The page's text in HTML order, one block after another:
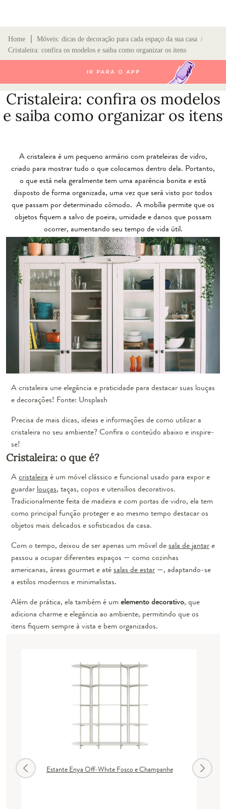
Home Móveis: dicas de decoração para cada espaço da sua casa /
Cristaleira: confira os modelos e saiba como organizar os itens
Cristaleira: confira os modelos
e saiba como organizar os itens
Acristaleira é um pequeno armário com prateleiras de vidro,
criado para mostrar tudo o que colocamos dentro dela. Portanto,
o que está nela geralmente tem uma aparência bonita e está
disposto de forma organizada, uma vez que será visto por todos
que passam por determinado cômodo. A mobília permite que os
objetos fiquem a salvo de poeira, umidade e danos que possam
ocorrer, aumentando seu tempo de vida útil.
A cristaleira une elegância e praticidade para destacar suas louças
e decorações! Fonte: Unsplash
Precisa de mais dicas, ideias e informações de como utilizar a
cristaleira no seu ambiente? Confira o conteúdo abaixo e inspire-
se!
Cristaleira: o que é?
Acristaleira é um móvel clássico e funcional usado para expor e
guardar louças, taças, copos e utensílios decorativos.
Tradicionalmente feita de madeira e com portas de vidro, ela tem
como principal função proteger e ao mesmo tempo destacar os
objetos mais delicados e sofisticados da casa.
Com o tempo, deixou de ser apenas um móvel desala de jantare
passou a ocupar diferentes espaços — como cozinhas
americanas, áreas gourmet e atésalas de estar —, adaptando-se
a estilos modernos e minimalistas.
Além de prática, ela também é umelemento decorativo, que
adiciona charme e elegância ao ambiente, permitindo que os
itens fiquem sempre à vista e bem organizados.
Estante Enya Off-White Fosco e Champanhe